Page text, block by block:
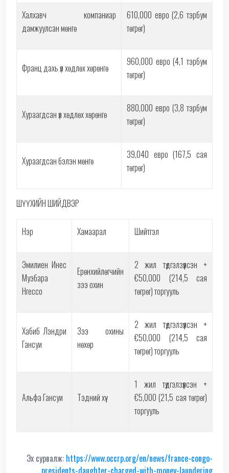
Халхавч компаниар
дамжуулсан мөнгө
610,000 евро (2,6 тэрбум
төгрөг)
Франц дахь үл хөдлөх хөрөнгө
960,000 евро (4,1 тэрбум
төгрөг)
Хураагдсан үл хөдлөх хөрөнгө
880,000 евро (3,8 тэрбум
төгрөг)
Хураагдсан бэлэн мөнгө
39,040 евро (167,5 сая
төгрөг)
ШҮҮХИЙН ШИЙДВЭР
Нэр Хамаарал Шийтгэл
Эмилиен Инес
Муэбара
Нгессо
Ерөнхийлөгчийн
зээ охин
2 жил түдгэлзүүлсэн +
€50,000 (214,5 сая
төгрөг) торгууль
Хабиб Лэндри
Гансуи
Зээ охины
нөхөр
2 жил түдгэлзүүлсэн +
€50,000 (214,5 сая
төгрөг) торгууль
Альфа Гансуи Тэдний хүү
1 жил түдгэлзүүлсэн +
€5,000 (21,5 сая төгрөг)
торгууль
Эх сурвалж: https://www.occrp.org/en/news/france-congo-
presidents-daughter-charged-with-money-laundering